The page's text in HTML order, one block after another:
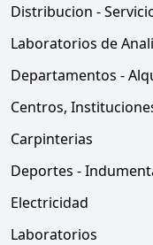
Distribucion -
Laboratorios de
Departamentos -
Centros,
Carpinterias
Deportes -
Electricidad
Laboratorios